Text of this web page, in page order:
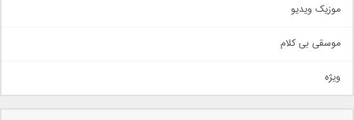
سنتی
اهنگ بندرعباسی
دمو
مذهبی
موزیک ویدیو
موسقی بی کلام
ویژه